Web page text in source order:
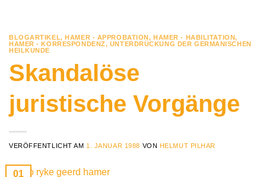
BLOGARTIKEL,HAMER - APPROBATION,HAMER - HABILITATION,
HAMER - KORRESPONDENZ, UNTERDRÜCKUNG DER GERMANISCHEN
HEILKUNDE
Skandalöse
juristische Vorgänge
VERÖFFENTLICHT AM 1. JANUAR 1988 VON HELMUT PILHAR
01